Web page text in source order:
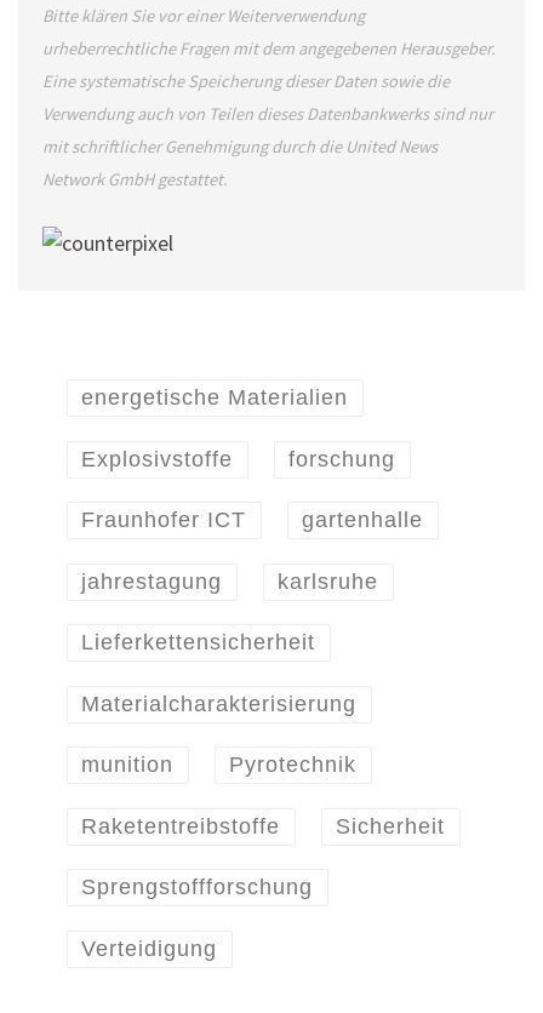
Bitte klären Sie vor einer Weiterverwendung
urheberrechtliche Fragen mit dem angegebenen Herausgeber.
Eine systematische Speicherung dieser Daten sowie die
Verwendung auch von Teilen dieses Datenbankwerks sind nur
mit schriftlicher Genehmigung durch die United News
Network GmbH gestattet.
energetische Materialien
Explosivstoffe forschung
Fraunhofer ICT gartenhalle
jahrestagung karlsruhe
Lieferkettensicherheit
Materialcharakterisierung
munition Pyrotechnik
Raketentreibstoffe Sicherheit
Sprengstoffforschung
Verteidigung